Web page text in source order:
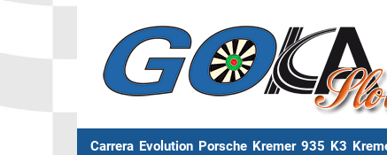
Carrera Evolution Porsche Kremer 935 K3